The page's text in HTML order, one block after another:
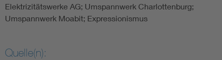
Elektrizitätswerke AG; Umspannwerk Charlottenburg;
Umspannwerk Moabit; Expressionismus
Quelle(n):